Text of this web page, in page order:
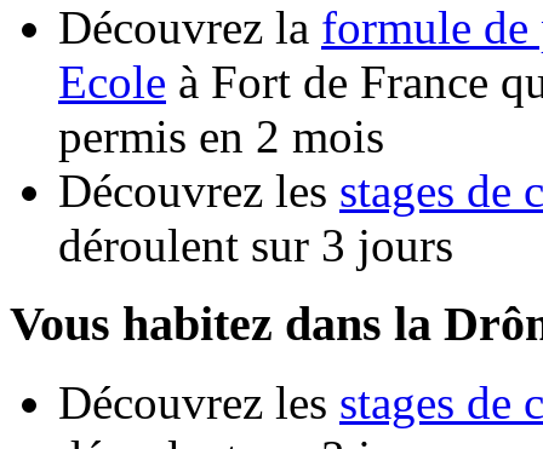
Découvrez la formule de
Ecole à Fort de France
permis en 2 mois
Découvrez les stages de
déroulent sur 3 jours
Vous habitez dans la
Découvrez les stages de